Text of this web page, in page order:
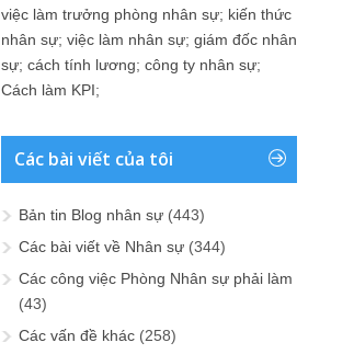
việc làm trưởng phòng nhân sự; kiến thức
nhân sự; việc làm nhân sự; giám đốc nhân
sự; cách tính lương; công ty nhân sự;
Cách làm KPI;
Các bài viết của tôi
Bản tin Blog nhân sự (443)
Các bài viết về Nhân sự (344)
Các công việc Phòng Nhân sự phải làm
(43)
Các vấn đề khác (258)